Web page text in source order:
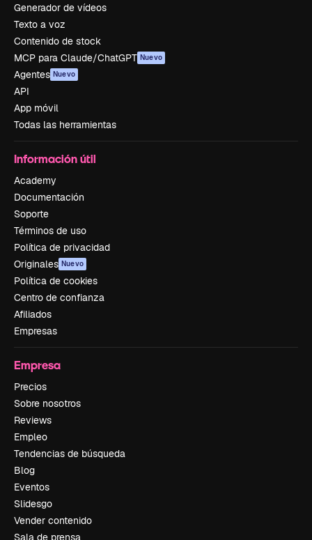
Generador de vídeos
Texto a voz
Contenido de stock
MCP para Claude/ChatGPT Nuevo
Agentes Nuevo
API
App móvil
Todas las herramientas
Información útil
Academy
Documentación
Soporte
Términos de uso
Política de privacidad
Originales Nuevo
Política de cookies
Centro de confianza
Afiliados
Empresas
Empresa
Precios
Sobre nosotros
Reviews
Empleo
Tendencias de búsqueda
Blog
Eventos
Slidesgo
Vender contenido
Sala de prensa